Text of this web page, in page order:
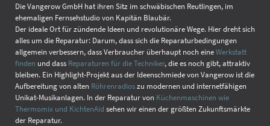
Die Vangerow GmbH hat ihren Sitz im schwäbischen Reutlingen, im
ehemaligen Fernsehstudio von Kapitän Blaubär.
Der ideale Ort für zündende Ideen und revolutionäre Wege. Hier dreht sich
alles um die Reparatur: Darum, dass sich die Reparaturbedingungen
allgemein verbessern, dass Verbraucher überhaupt noch eineWerkstatt
finden und dass Reparaturen für die Techniker, die es noch gibt, attraktiv
bleiben. Ein Highlight-Projekt aus der Ideenschmiede von Vangerow ist die
Aufbereitung von alten Röhrenradioszu modernen und internetfähigen
Unikat-Musikanlagen. In der Reparatur von Küchenmaschinen wie
Thermomix und KichtenAid sehen wir einen der größten Zukunftsmärkte
der Reparatur.